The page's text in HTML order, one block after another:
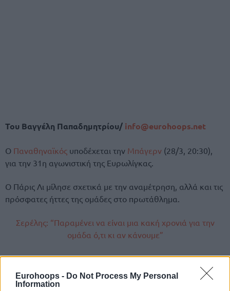
Eurohoops - Do Not Process My Personal
Information
Του Βαγγέλη Παπαδημητρίου/ info@eurohoops.net
Ο Παναθηναϊκός υποδέχεται την Μπάγερν (28/3, 20:30),
για την 31η αγωνιστική της Ευρωλίγκας.
Ο Πάρις Λι μίλησε σχετικά με την αναμέτρηση, αλλά και τις
πρόσφατες ήττες της ομάδες στο πρωτάθλημα.
Σερέλης: “Παραμένει να είναι μια κακή χρονιά για την
ομάδα ό,τι κι αν κάνουμε”
Τρινκιέρι για Παναθηναϊκό: “Πάντα δύσκολος αντίπαλος
στο ΟΑΚΑ”